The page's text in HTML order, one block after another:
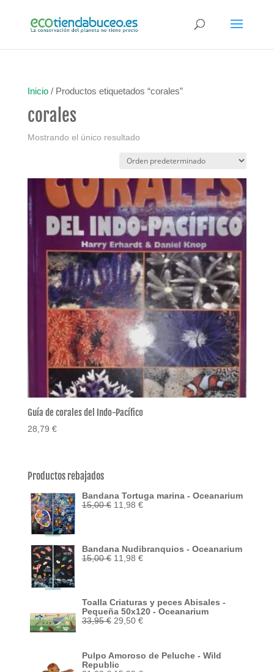
Inicio/ Productos etiquetados “corales”
corales
Mostrando el único resultado
Guía de corales del Indo-Pacífico
28,79 €
Productos rebajados
Bandana Tortuga marina - Oceanarium
15,00€ El
11,98 €El
Bandana Nudibranquios - Oceanarium
15,00€ El
11,98 €El
Toalla Criaturas y peces Abisales -
Pequeña 50x120 - Oceanarium
33,95€ El
33,95 €.
29,50 €El
29,50 €.
Pulpo Amoroso de Peluche - Wild
Republic